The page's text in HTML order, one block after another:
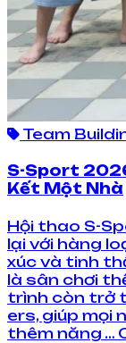
Team
S-Sport
Kết Một Nhà
Hội thao S-
lại với hàng
xúc và tinh
là sân chơi
trình còn trở
ers, giúp mọi
thêm năng …